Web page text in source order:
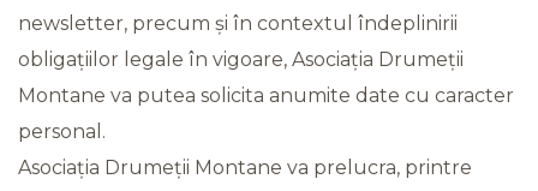
newsletter, precum și în contextul îndeplinirii
obligațiilor legale în vigoare, Asociația Drumeții
Montane va putea solicita anumite date cu caracter
personal.
Asociația Drumeții Montane va prelucra, printre